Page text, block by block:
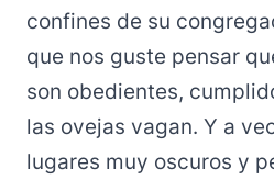
confines de su
que nos guste pensar
son obedientes,
las ovejas vagan. Y a
lugares muy oscuros y